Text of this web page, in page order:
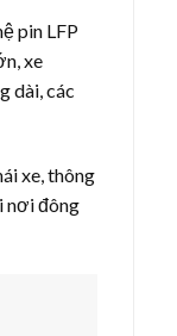
pin LFP
xe
dài, các
xe, thông
nơi đông